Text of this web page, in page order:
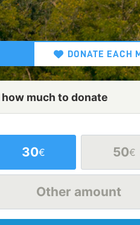
DONATE EACH
much to donate
30€ 50€
Other amount